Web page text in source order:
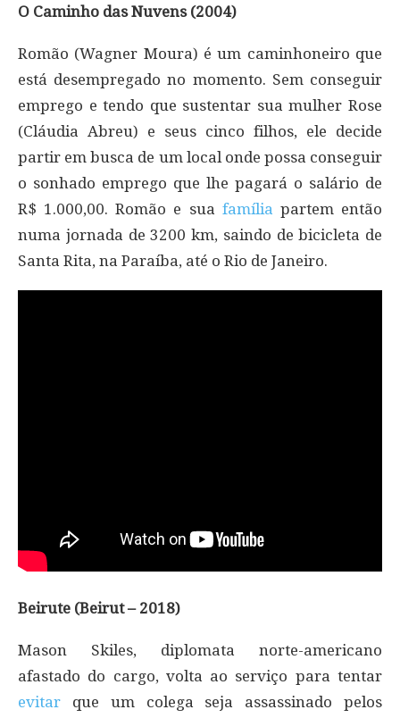
O Caminho das Nuvens (2004)
Romão (Wagner Moura) é um caminhoneiro que
está desempregado no momento. Sem conseguir
emprego e tendo que sustentar sua mulher Rose
(Cláudia Abreu) e seus cinco filhos, ele decide
partir em busca de um local onde possa conseguir
o sonhado emprego que lhe pagará o salário de
R$ 1.000,00. Romão e sua família partem então
numa jornada de 3200 km, saindo de bicicleta de
Santa Rita, na Paraíba, até o Rio de Janeiro.
Beirute (Beirut – 2018)
Mason Skiles, diplomata norte-americano
afastado do cargo, volta ao serviço para tentar
evitar que um colega seja assassinado pelos